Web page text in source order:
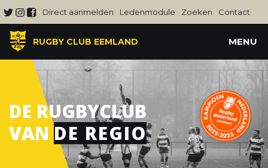
Direct aanmelden Ledenmodule Zoeken Contact
RUGBY CLUB EEMLAND MENU
DE RUGBYCLUB
VAN DE REGIO